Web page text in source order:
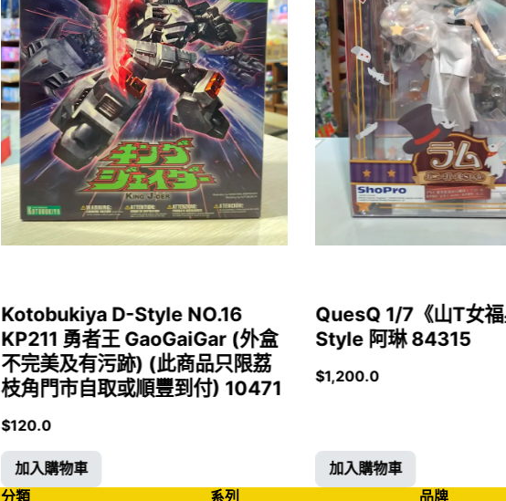
Kotobukiya D-Style NO.16
KP211 勇者王 GaoGaiGar (外盒
不完美及有污跡) (此商品只限荔
枝角門市自取或順豐到付) 10471
$120.0
加入購物車
QuesQ 1/7《山T女
Style 阿琳 84315
$1,200.0
加入購物車
分類
系列 品牌